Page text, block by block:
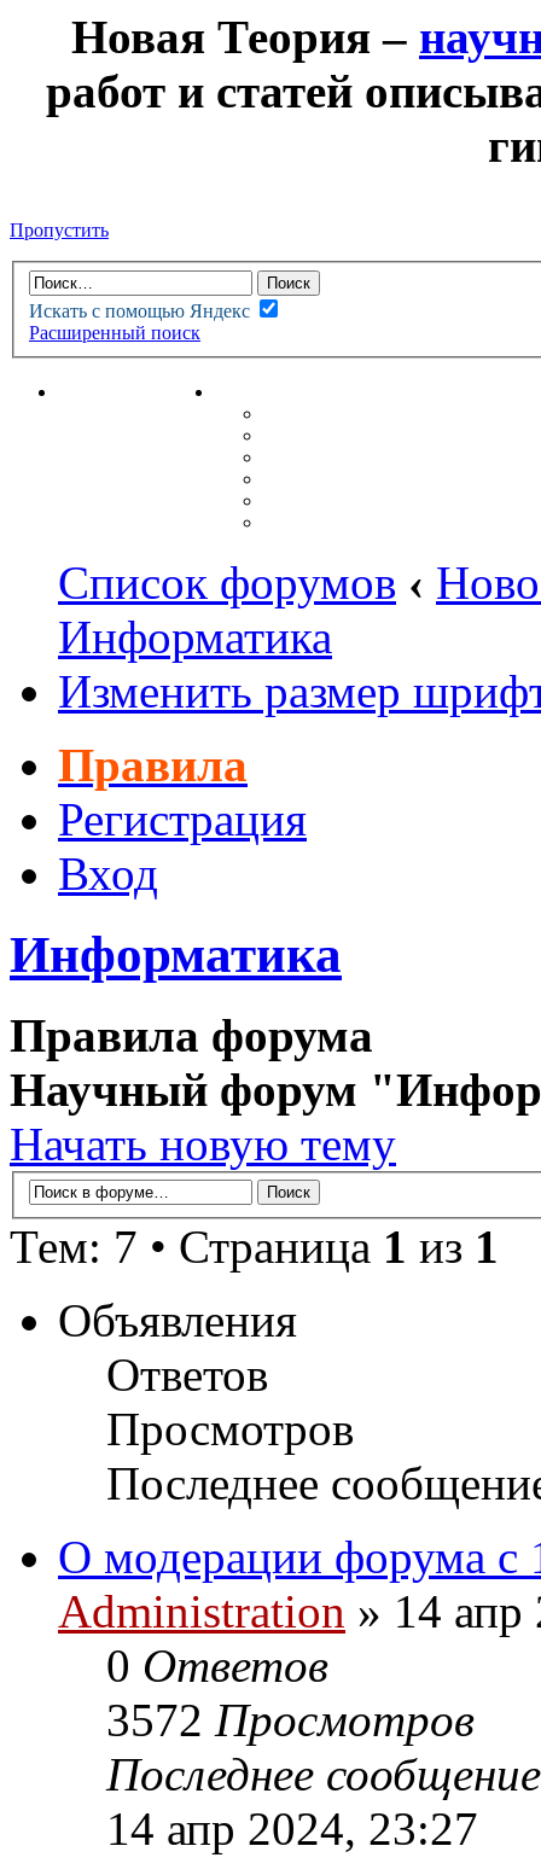
Новая Теория –
работ и статей
Пропустить
Искать с помощью Яндекс
Расширенный поиск
НОВАЯ ТЕОРИЯ
Список форумов ‹
Информатика
Изменить размер
Правила
Регистрация
Вход
Информатика
Правила форума
Научный форум
Начать новую тему
Тем: 7 • Страница 1 из 1
Объявления
Ответов
Просмотров
Последнее
О модерации форума с
Administration » 14 апр
0 Ответов
3572 Просмотров
Последнее
14 апр 2024, 23:27